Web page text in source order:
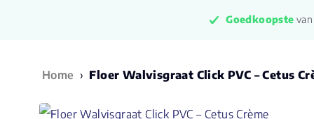
Goedkoopste
Home › Floer Walvisgraat Click PVC – Cetus